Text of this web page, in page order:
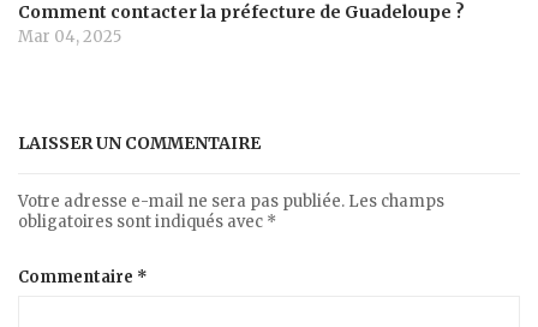
Comment contacter la préfecture de Guadeloupe ?
Mar 04, 2025
LAISSER UN COMMENTAIRE
Votre adresse e-mail ne sera pas publiée. Les champs
obligatoires sont indiqués avec *
Commentaire *